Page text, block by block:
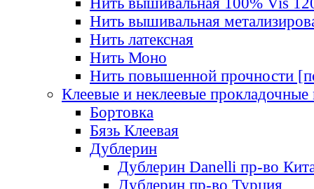
Нить вышивальная
Нить латексная
Нить Моно
Нить повышенной прочности
Клеевые и неклеевые прокладочные
Бортовка
Бязь Клеевая
Дублерин
Дублерин Danelli пр-во
Дублерин пр-во Турция